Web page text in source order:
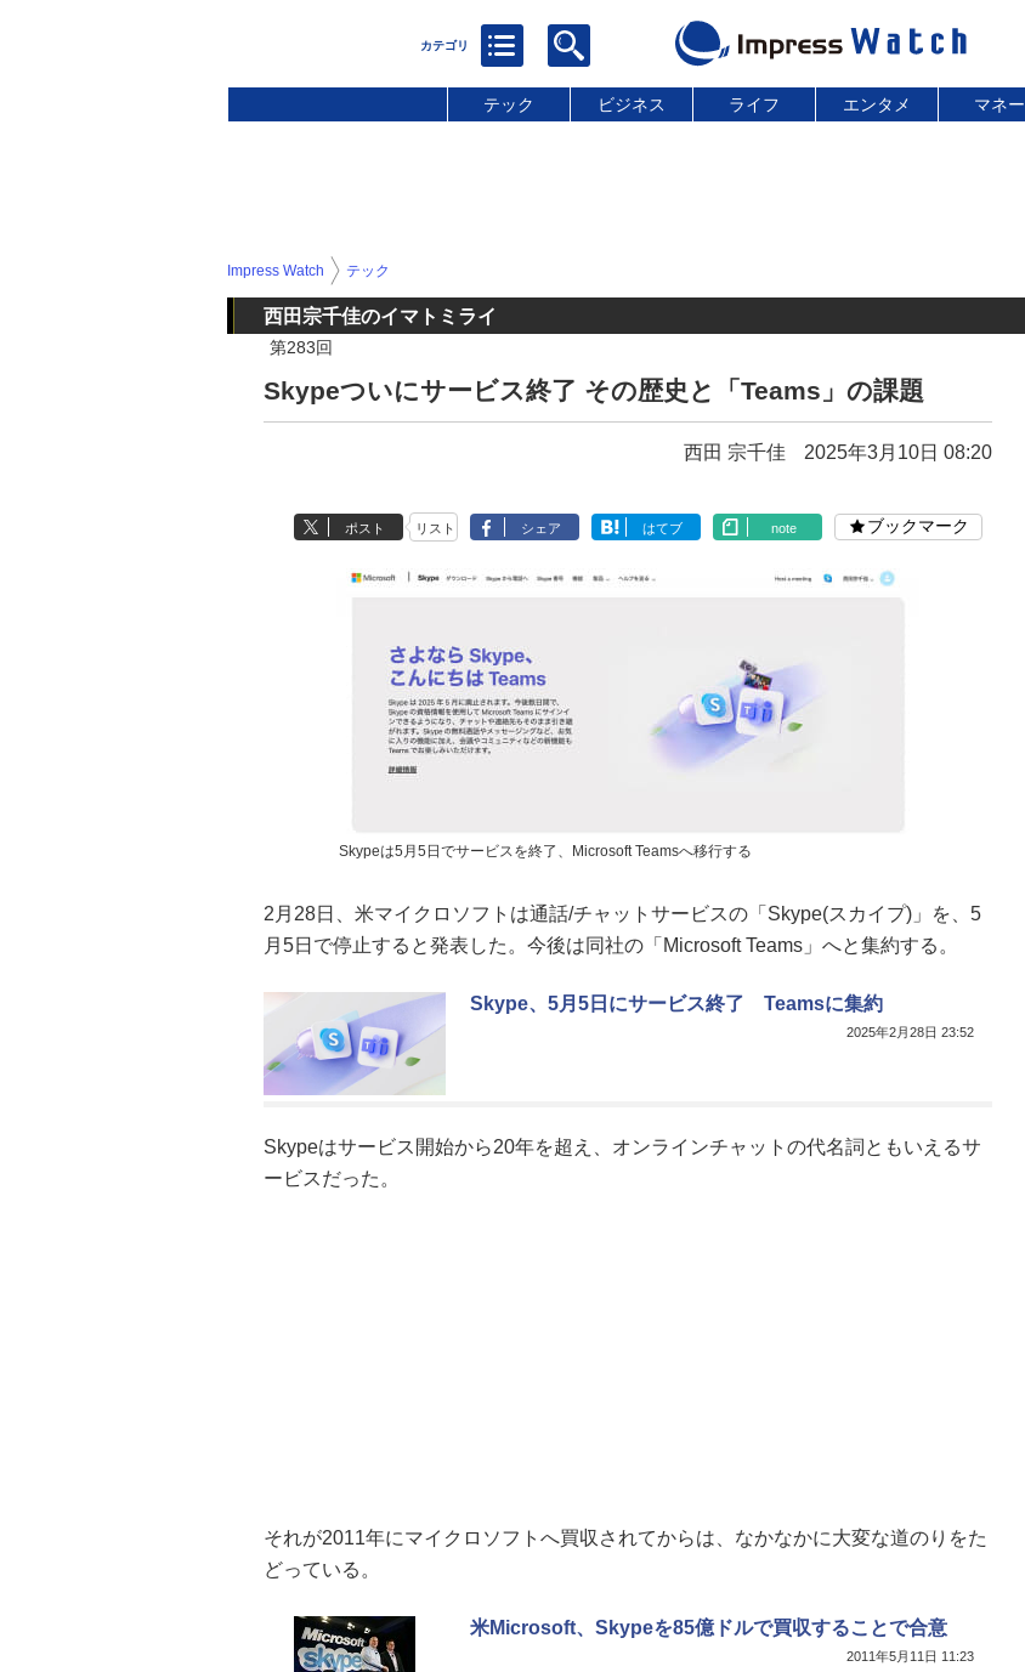
テック ビジネス ライフ エンタメ マネー
Impress Watch テック
西田宗千佳のイマトミライ
第283回
Skypeついにサービス終了 その歴史と「Teams」の課題
西田 宗千佳 2025年3月10日 08:20
ポスト リスト シェア はてブ note ブックマーク
Skypeは5月5日でサービスを終了、Microsoft Teamsへ移行する
2月28日、米マイクロソフトは通話/チャットサービスの「Skype(スカイプ)」を、5
月5日で停止すると発表した。今後は同社の「Microsoft Teams」へと集約する。
Skype、5月5日にサービス終了 Teamsに集約
2025年2月28日 23:52
Skypeはサービス開始から20年を超え、オンラインチャットの代名詞ともいえるサ
ービスだった。
それが2011年にマイクロソフトへ買収されてからは、なかなかに大変な道のりをた
どっている。
米Microsoft、Skypeを85億ドルで買収することで合意
2011年5月11日 11:23